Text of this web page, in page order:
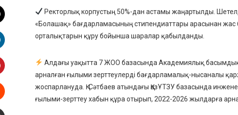
Ректорлық корпустың 50%-дан астамы жаңартылды.
«Болашақ» бағдарламасының стипендиаттары арасынан
орталықтарын құру бойынша шаралар қабылданды.
Алдағы уақытта 7 ЖОО базасында Академиялық
арналған ғылыми зерттеулерді бағдарламалық-нысаналы
жоспарлануда. Қ. Сәтбаев атындағы ҚазҰТЗУ базасында
ғылыми-зерттеу хабын құра отырып, 2022-2026 жылдарға